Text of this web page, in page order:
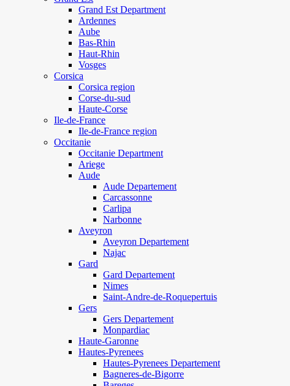
Grand Est Department
Ardennes
Aube
Bas-Rhin
Haut-Rhin
Vosges
Corsica
Corsica region
Corse-du-sud
Haute-Corse
Ile-de-France
Ile-de-France region
Occitanie
Occitanie Department
Ariege
Aude
Aude Departement
Carcassonne
Carlipa
Narbonne
Aveyron
Aveyron Departement
Najac
Gard
Gard Departement
Nimes
Saint-Andre-de-Roquepertuis
Gers
Gers Departement
Monpardiac
Haute-Garonne
Hautes-Pyrenees
Hautes-Pyrenees Departement
Bagneres-de-Bigorre